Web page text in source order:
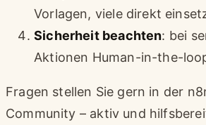
Vorlagen, viele direkt
Sicherheit beachten: bei
Aktionen Human-in-the-
Fragen stellen Sie gern in der
Community – aktiv und